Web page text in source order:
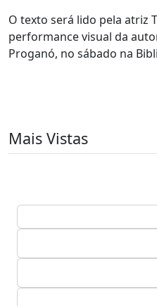
O texto será lido pela atriz
performance visual da
Proganó, no sábado na
Mais Vistas